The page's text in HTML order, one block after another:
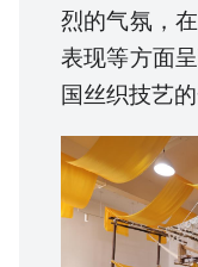
烈的气氛，
表现等方面
国丝织技艺